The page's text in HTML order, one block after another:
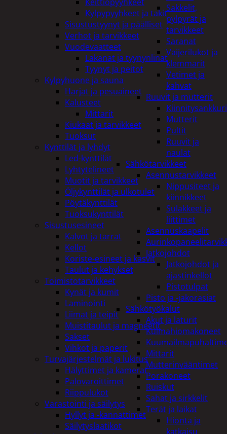
Sakkelit,
pylpyrät ja
tarvikkeet
Saranat
Vaijerilukot ja
klemmarit
Vetimet ja
kahvat
Ruuvit ja mutterit
Mutterit
Pultit
Ruuvit ja
naulat
Sähkötarvikkeet
Asennustarvikkeet
Nippusiteet ja
kiinnikkeet
Sulakkeet ja
liittimet
Asennuskaapelit
Jatkojohdot
Jatkojohdot ja
ajastinkellot
Pistotulpat
Pisto ja -jakorasiat
Sähkötyökalut
Akut ja laturit
Kulmahiomakoneet
Mittarit
Mutterinvääntimet
Porakoneet
Ruiskut
Sahat ja sirkkelit
Terät ja laikat
Hionta ja
katkaisu
Kylpypyyhkeet ja takit
Sisustustyynyt ja päälliset
Verhot ja tarvikkeet
Vuodevaatteet
Lakanat ja tyynynlinat
Tyynyt ja peitot
Kylpyhuone ja sauna
Harjat ja pesuaineet
Kalusteet
Mittarit
Kiukaat ja tarvikkeet
Tuoksut
Kynttilät ja lyhdyt
Led-kynttilät
Lyhtytelineet
Muotit ja tarvikkeet
Öljykynttilät ja ulkotulet
Pöytäkynttilät
Tuoksukynttilät
Sisustusesineet
Kalvot ja tarrat
Kellot
Koriste-esineet ja kasvit
Taulut ja kehykset
Toimistotarvikkeet
Kynät ja kumit
Laminointi
Liimat ja teipit
Muistitaulut ja magneetit
Sakset
Vihkot ja paperit
Turvajärjestelmät ja lukitus
Hälyttimet ja kamerat
Palovaroittimet
Riippulukot
Varastointi ja säilytys
Hyllyt ja -kannattimet
Säilytyslaatikot